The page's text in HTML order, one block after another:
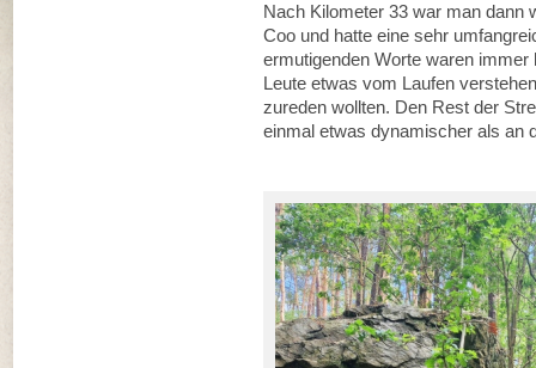
Nach Kilometer 33 war man dann
Coo und hatte eine sehr
ermutigenden Worte waren
Leute etwas vom Laufen
zureden wollten. Den Rest der
einmal etwas dynamischer als an